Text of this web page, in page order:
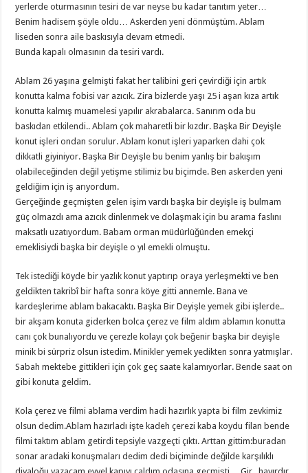
yerlerde oturmasının tesiri de var neyse bu kadar tanıtım yeter…
Benim hadisem şöyle oldu… Askerden yeni dönmüştüm. Ablam
liseden sonra aile baskısıyla devam etmedi.
Bunda kapalı olmasının da tesiri vardı.
Ablam 26 yaşına gelmişti fakat her talibini geri çevirdiği için artık
konutta kalma fobisi var azıcık. Zira bizlerde yaşı 25 i aşan kıza artık
konutta kalmış muamelesi yapılır akrabalarca. Sanırım oda bu
baskıdan etkilendi.. Ablam çok maharetli bir kızdır. Başka Bir Deyişle
konut işleri ondan sorulur. Ablam konut işleri yaparken dahi çok
dikkatli giyiniyor. Başka Bir Deyişle bu benim yanlış bir bakışım
olabileceğinden değil yetişme stilimiz bu biçimde. Ben askerden yeni
geldiğim için iş arıyordum.
Gerçeğinde geçmişten gelen işim vardı başka bir deyişle iş bulmam
güç olmazdı ama azıcık dinlenmek ve dolaşmak için bu arama faslını
maksatlı uzatıyordum. Babam orman müdürlüğünden emekçi
emeklisiydi başka bir deyişle o yıl emekli olmuştu.
Tek istediği köyde bir yazlık konut yaptırıp oraya yerleşmekti ve ben
geldikten takribî bir hafta sonra köye gitti annemle. Bana ve
kardeşlerime ablam bakacaktı. Başka Bir Deyişle yemek gibi işlerde..
bir akşam konuta giderken bolca çerez ve film aldım ablamın konutta
canı çok bunalıyordu ve çerezle kolayı çok beğenir başka bir deyişle
minik bi sürpriz olsun istedim. Minikler yemek yedikten sonra yatmışlar.
Sabah mektebe gittikleri için çok geç saate kalamıyorlar. Bende saat on
gibi konuta geldim.
Kola çerez ve filmi ablama verdim hadi hazırlık yapta bi film zevkimiz
olsun dedim.Ablam hazırladı işte kadeh çerezi kaba koydu filan bende
filmi taktım ablam getirdi tepsiyle vazgeçti çıktı. Arttan gittim:buradan
sonar aradaki konuşmaları dedim dedi biçiminde değilde karşılıklı